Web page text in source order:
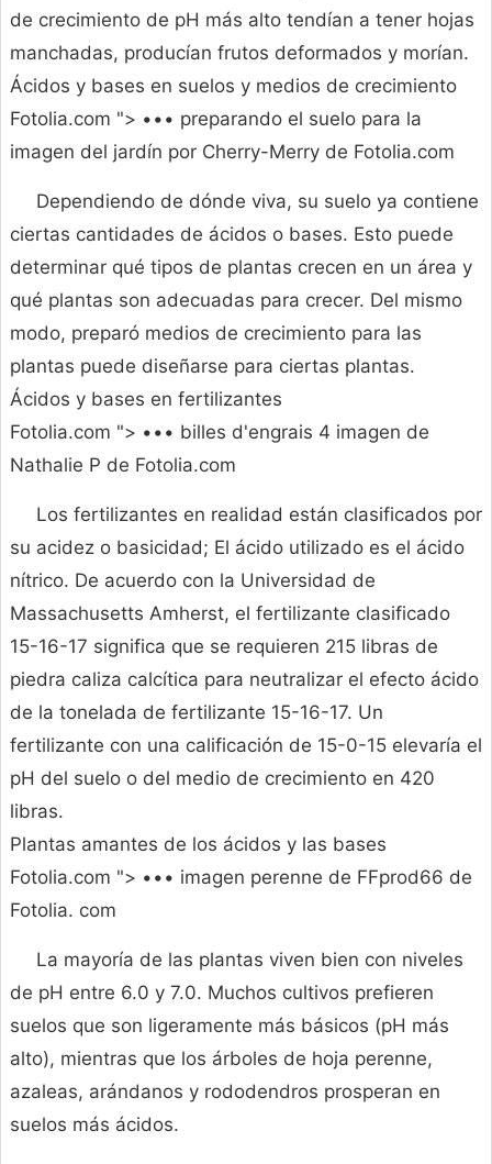
de crecimiento de pH más alto tendían a tener hojas
manchadas, producían frutos deformados y morían.
Ácidos y bases en suelos y medios de crecimiento
Fotolia.com "> ••• preparando el suelo para la
imagen del jardín por Cherry-Merry de Fotolia.com
Dependiendo de dónde viva, su suelo ya contiene
ciertas cantidades de ácidos o bases. Esto puede
determinar qué tipos de plantas crecen en un área y
qué plantas son adecuadas para crecer. Del mismo
modo, preparó medios de crecimiento para las
plantas puede diseñarse para ciertas plantas.
Ácidos y bases en fertilizantes
Fotolia.com "> ••• billes d'engrais 4 imagen de
Nathalie P de Fotolia.com
Los fertilizantes en realidad están clasificados por
su acidez o basicidad; El ácido utilizado es el ácido
nítrico. De acuerdo con la Universidad de
Massachusetts Amherst, el fertilizante clasificado
15-16-17 significa que se requieren 215 libras de
piedra caliza calcítica para neutralizar el efecto ácido
de la tonelada de fertilizante 15-16-17. Un
fertilizante con una calificación de 15-0-15 elevaría el
pH del suelo o del medio de crecimiento en 420
libras.
Plantas amantes de los ácidos y las bases
Fotolia.com "> ••• imagen perenne de FFprod66 de
Fotolia. com
La mayoría de las plantas viven bien con niveles
de pH entre 6.0 y 7.0. Muchos cultivos prefieren
suelos que son ligeramente más básicos (pH más
alto), mientras que los árboles de hoja perenne,
azaleas, arándanos y rododendros prosperan en
suelos más ácidos.